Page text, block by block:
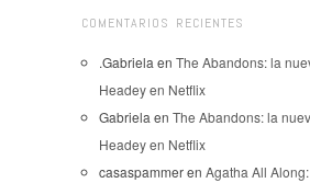
COMENTARIOS RECIENTES
.Gabriela en The Abandons: la
Headey en Netflix
Gabriela en The Abandons: la
Headey en Netflix
casaspammeren Agatha All